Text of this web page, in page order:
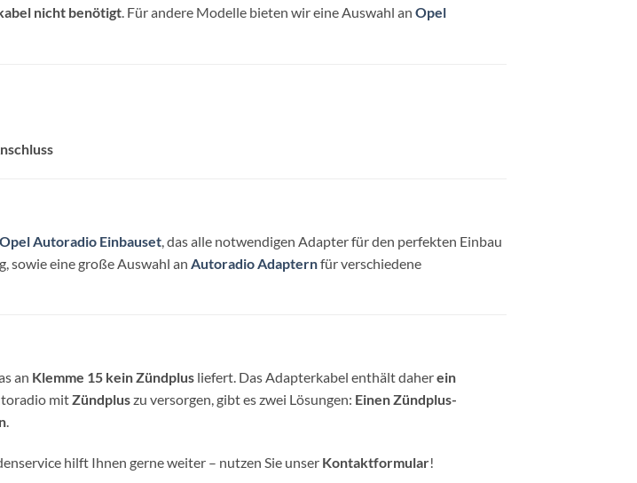
nicht benötigt. Für andere Modelle bieten wir eine Auswahl an Opel
Opel Autoradio Einbauset , das alle notwendigen Adapter für den perfekten Einbau
sowie eine große Auswahl an Autoradio Adapternfür verschiedene
an Klemme 15 kein Zündplus liefert. Das Adapterkabel enthält daherein
mitZündpluszu versorgen, gibt es zwei Lösungen: Einen Zündplus-
.
hilft Ihnen gerne weiter – nutzen Sie unser Kontaktformular!